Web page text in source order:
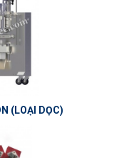
(LOẠI DỌC)